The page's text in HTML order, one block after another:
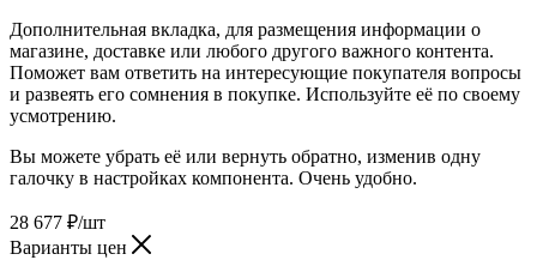
Дополнительная вкладка, для размещения информации о
магазине, доставке или любого другого важного контента.
Поможет вам ответить на интересующие покупателя вопросы
и развеять его сомнения в покупке. Используйте её по своему
усмотрению.
Вы можете убрать её или вернуть обратно, изменив одну
галочку в настройках компонента. Очень удобно.
28 677 ₽/шт
Варианты цен